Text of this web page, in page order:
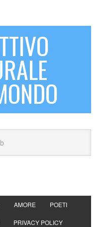
AMORE POETI
PRIVACY POLICY